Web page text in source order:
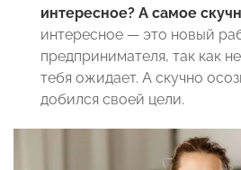
интересное? А самое
интересное — это новый
предпринимателя, так как
тебя ожидает. А скучно
добился своей цели.